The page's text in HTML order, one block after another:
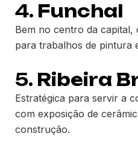
4. Funchal
Bem no centro da capital,
para trabalhos de pintura
5. Ribeira
Estratégica para servir a
com exposição de
construção.